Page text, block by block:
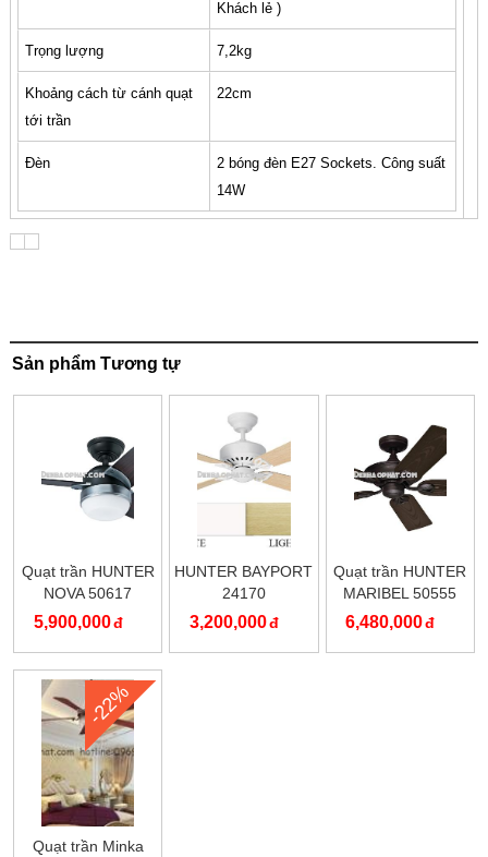
Khách lẻ )
Trọng lượng 7,2kg
Khoảng cách từ cánh quạt
tới trần
22cm
Đèn
2 bóng đèn E27 Sockets. Công suất
14W
Sản phẩm Tương tự
Quạt trần HUNTER
NOVA 50617
5,900,000
HUNTER BAYPORT
24170
3,200,000
Quạt trần HUNTER
MARIBEL 50555
6,480,000
-22%
Quạt trần Minka